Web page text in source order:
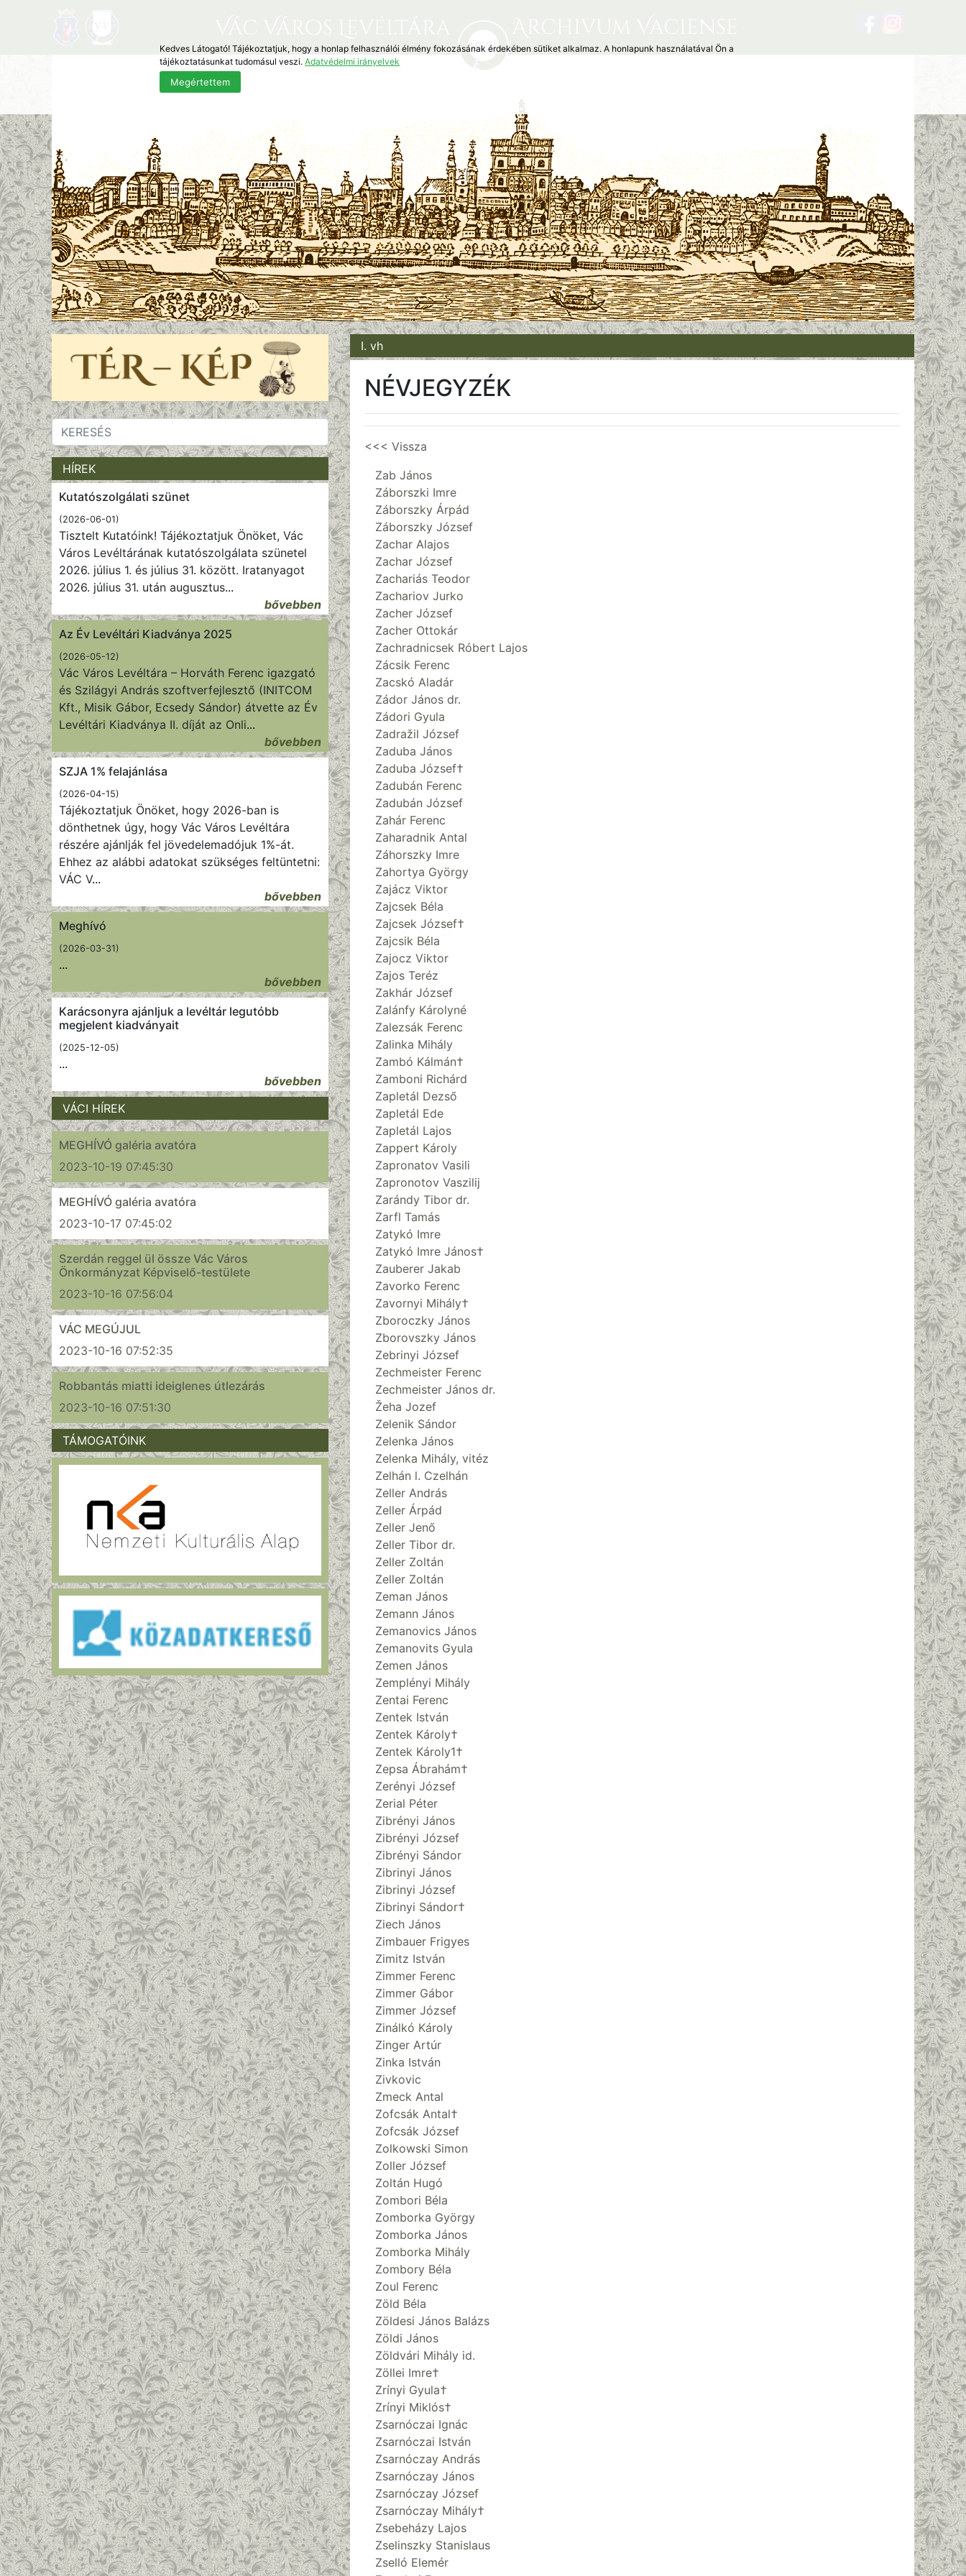
HÍREK
Kutatószolgálati szünet
(2026-06-01)
Tisztelt Kutatóink! Tájékoztatjuk Önöket, Vác
Város Levéltárának kutatószolgálata szünetel
2026. július 1. és július 31. között. Iratanyagot
2026. július 31. után augusztus...
bővebben
Az Év Levéltári Kiadványa 2025
(2026-05-12)
Vác Város Levéltára – Horváth Ferenc igazgató
és Szilágyi András szoftverfejlesztő (INITCOM
Kft., Misik Gábor, Ecsedy Sándor) átvette az Év
Levéltári Kiadványa II. díját az Onli...
bővebben
SZJA 1% felajánlása
(2026-04-15)
Tájékoztatjuk Önöket, hogy 2026-ban is
dönthetnek úgy, hogy Vác Város Levéltára
részére ajánlják fel jövedelemadójuk 1%-át.
Ehhez az alábbi adatokat szükséges feltüntetni:
VÁC V...
bővebben
Meghívó
(2026-03-31)
...
bővebben
Karácsonyra ajánljuk a levéltár legutóbb
megjelent kiadványait
(2025-12-05)
...
bővebben
VÁCI HÍREK
MEGHÍVÓ galéria avatóra
2023-10-19 07:45:30
MEGHÍVÓ galéria avatóra
2023-10-17 07:45:02
Szerdán reggel ül össze Vác Város
Önkormányzat Képviselő-testülete
2023-10-16 07:56:04
VÁC MEGÚJUL
2023-10-16 07:52:35
Robbantás miatti ideiglenes útlezárás
2023-10-16 07:51:30
TÁMOGATÓINK
I. vh
NÉVJEGYZÉK
<<< Vissza
Zab János
Záborszki Imre
Záborszky Árpád
Záborszky József
Zachar Alajos
Zachar József
Zachariás Teodor
Zachariov Jurko
Zacher József
Zacher Ottokár
Zachradnicsek Róbert Lajos
Zácsik Ferenc
Zacskó Aladár
Zádor János dr.
Zádori Gyula
Zadražil József
Zaduba János
Zaduba József†
Zadubán Ferenc
Zadubán József
Zahár Ferenc
Zaharadnik Antal
Záhorszky Imre
Zahortya György
Zajácz Viktor
Zajcsek Béla
Zajcsek József†
Zajcsik Béla
Zajocz Viktor
Zajos Teréz
Zakhár József
Zalánfy Károlyné
Zalezsák Ferenc
Zalinka Mihály
Zambó Kálmán†
Zamboni Richárd
Zapletál Dezső
Zapletál Ede
Zapletál Lajos
Zappert Károly
Zapronatov Vasili
Zapronotov Vaszilij
Zarándy Tibor dr.
Zarfl Tamás
Zatykó Imre
Zatykó Imre János†
Zauberer Jakab
Zavorko Ferenc
Zavornyi Mihály†
Zboroczky János
Zborovszky János
Zebrinyi József
Zechmeister Ferenc
Zechmeister János dr.
Žeha Jozef
Zelenik Sándor
Zelenka János
Zelenka Mihály, vitéz
Zelhán l. Czelhán
Zeller András
Zeller Árpád
Zeller Jenő
Zeller Tibor dr.
Zeller Zoltán
Zeller Zoltán
Zeman János
Zemann János
Zemanovics János
Zemanovits Gyula
Zemen János
Zemplényi Mihály
Zentai Ferenc
Zentek István
Zentek Károly†
Zentek Károly1†
Zepsa Ábrahám†
Zerényi József
Zerial Péter
Zibrényi János
Zibrényi József
Zibrényi Sándor
Zibrinyi János
Zibrinyi József
Zibrinyi Sándor†
Ziech János
Zimbauer Frigyes
Zimitz István
Zimmer Ferenc
Zimmer Gábor
Zimmer József
Zinálkó Károly
Zinger Artúr
Zinka István
Zivkovic
Zmeck Antal
Zofcsák Antal†
Zofcsák József
Zolkowski Simon
Zoller József
Zoltán Hugó
Zombori Béla
Zomborka György
Zomborka János
Zomborka Mihály
Zombory Béla
Zoul Ferenc
Zöld Béla
Zöldesi János Balázs
Zöldi János
Zöldvári Mihály id.
Zöllei Imre†
Zrínyi Gyula†
Zrínyi Miklós†
Zsarnóczai Ignác
Zsarnóczai István
Zsarnóczay András
Zsarnóczay János
Zsarnóczay József
Zsarnóczay Mihály†
Zsebeházy Lajos
Zselinszky Stanislaus
Zselló Elemér
Kedves Látogató! Tájékoztatjuk, hogy a honlap felhasználói élmény fokozásának érdekében sütiket alkalmaz. A honlapunk használatával Ön a
tájékoztatásunkat tudomásul veszi.Adatvédelmi irányelvek
Megértettem